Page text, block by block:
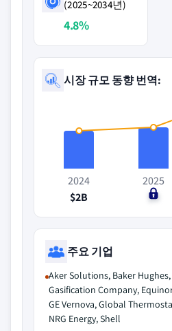
(2025~2034년)
4.8%
시장 규모 동향 번역:
2024
$2B
2025
$0
주요 기업
Aker Solutions, Baker
Gasification Company,
GE Vernova, Global
NRG Energy, Shell